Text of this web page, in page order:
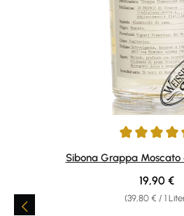
Durchschnittliche Bewertung von
Sibona Grappa Moscato
(39,80 € / 1
Regulärer
19,90 €